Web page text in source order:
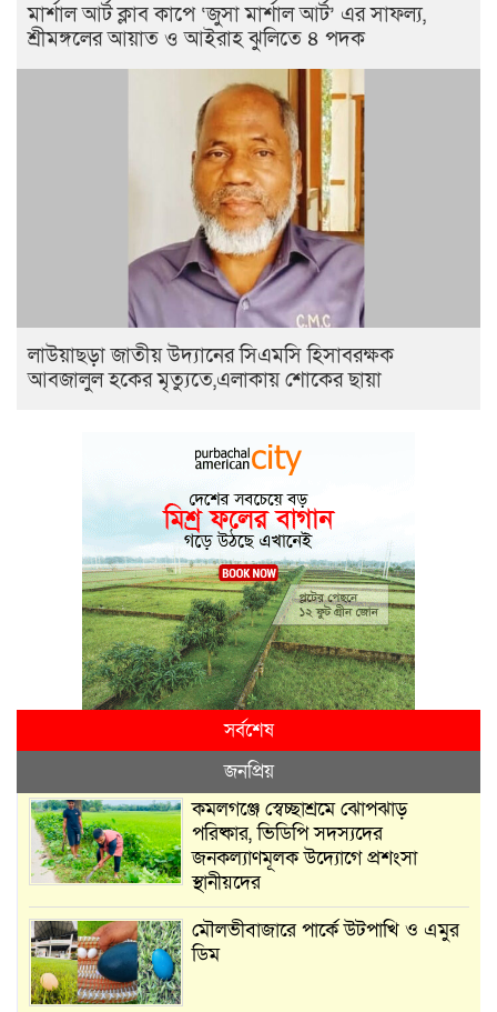
মার্শাল আর্ট ক্লাব কাপে ‘জুসা মার্শাল আর্ট’ এর সাফল্য,
শ্রীমঙ্গলের আয়াত ও আইরাহ ঝুলিতে ৪ পদক
লাউয়াছড়া জাতীয় উদ্যানের সিএমসি হিসাবরক্ষক
আবজালুল হকের মৃত্যুতে,এলাকায় শোকের ছায়া
সর্বশেষ
জনপ্রিয়
কমলগঞ্জে স্বেচ্ছাশ্রমে ঝোপঝাড়
পরিষ্কার, ভিডিপি সদস্যদের
জনকল্যাণমূলক উদ্যোগে প্রশংসা
স্থানীয়দের
মৌলভীবাজারে পার্কে উটপাখি ও এমুর
ডিম